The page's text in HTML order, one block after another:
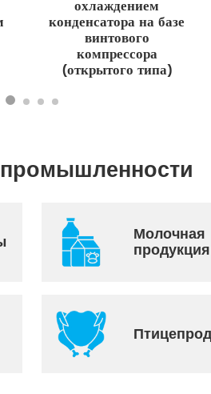
охлаждением
конденсатора на базе
винтового
компрессора
(открытого типа)
Молочная
продукция